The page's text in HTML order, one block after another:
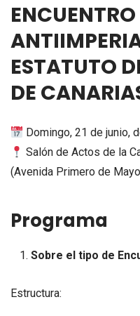
ENCUENTRO
ESTATUTO
DE
Domingo, 21 de junio,
Salón de Actos de la
(Avenida Primero de
Programa
Sobre el tipo de
Estructura: